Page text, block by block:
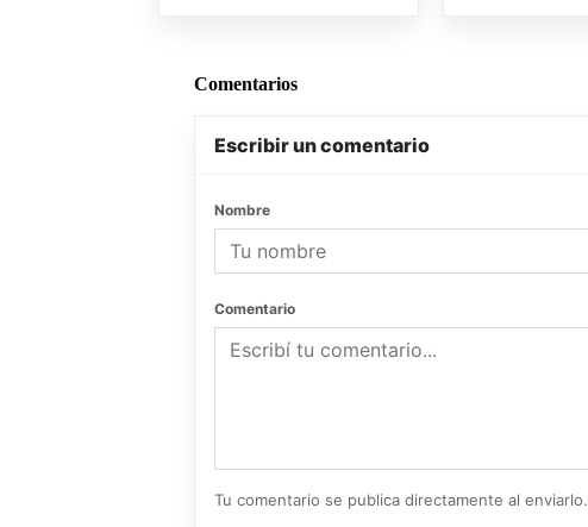
Comentarios
Escribir un comentario
Nombre
Comentario
Tu comentario se publica directamente al enviarlo.